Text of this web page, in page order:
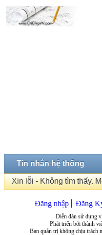
Tin nhắn hệ thống
Xin lỗi - Không tìm thấy.
Đăng nhập Đăng
Diễn đàn sử dụng
Phát triển bởi thành
Ban quản trị không chịu trách